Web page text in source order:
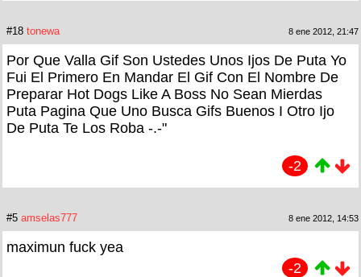
#18 tonewa 8 ene 2012, 21:47
Por Que Valla Gif Son Ustedes Unos Ijos De Puta Yo
Fui El Primero En Mandar El Gif Con El Nombre De
Preparar Hot Dogs Like A Boss No Sean Mierdas
Puta Pagina Que Uno Busca Gifs Buenos I Otro Ijo
De Puta Te Los Roba -.-"
-2
#5 amselas777 8 ene 2012, 14:53
maximun fuck yea
-2